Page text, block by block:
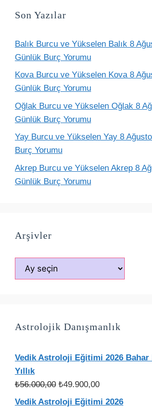
Son Yazılar
Balık Burcu ve Yükselen Balık 8
Günlük Burç Yorumu
Kova Burcu ve Yükselen Kova 8
Günlük Burç Yorumu
Oğlak Burcu ve Yükselen Oğlak 8
Günlük Burç Yorumu
Yay Burcu ve Yükselen Yay 8
Burç Yorumu
Akrep Burcu ve Yükselen Akrep 8
Günlük Burç Yorumu
Arşivler
Arşivler
Astrolojik Danışmanlık
Vedik Astroloji Eğitimi 2026 Bahar
Yıllık
₺56.000,00 Orijinal
fiyat:
₺49.900,00Şu
andaki
Vedik Astroloji Eğitimi 2026